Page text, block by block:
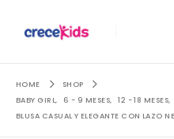
HOME
SHOP
BABY GIRL, 6 - 9 MESES, 12 - 18 MESES,
BLUSA CASUAL Y ELEGANTE CON LAZO